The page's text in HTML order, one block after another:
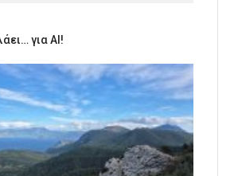
για AI!